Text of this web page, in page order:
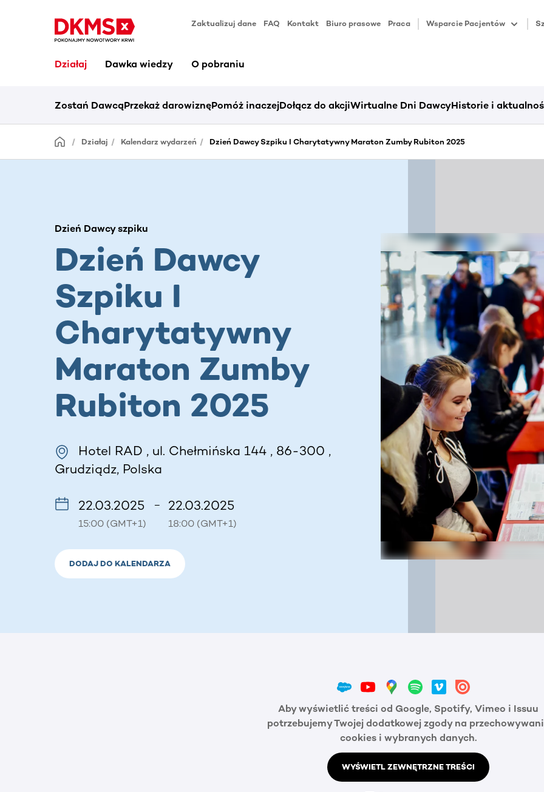
Zaktualizuj dane FAQ Kontakt Biuro prasowe Praca Wsparcie Pacjentów
Działaj Dawka wiedzy O pobraniu
Zostań DawcąPrzekaż darowiznęPomóż inaczejDołącz do akcjiWirtualne Dni DawcyHistorie i
Działaj Kalendarz wydarzeń Dzień Dawcy Szpiku I Charytatywny Maraton Zumby Rubiton 2025
Dzień Dawcy szpiku
Dzień Dawcy
Szpiku I
Charytatywny
Maraton Zumby
Rubiton 2025
Hotel RAD , ul. Chełmińska 144 , 86-300 ,
Grudziądz, Polska
22.03.2025
15:00 (GMT+1)
– 22.03.2025
18:00 (GMT+1)
DODAJ DO KALENDARZA
Aby wyświetlić treści od Google, Spotify, Vimeo i Issuu
potrzebujemy Twojej dodatkowej zgody na
cookies i wybranych danych.
WYŚWIETL ZEWNĘTRZNE TREŚCI